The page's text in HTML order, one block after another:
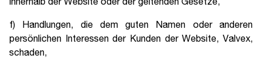
innerhalb der Website oder der geltenden Gesetze,
f) Handlungen, die dem guten Namen oder anderen
persönlichen Interessen der Kunden der Website, Valvex,
schaden,